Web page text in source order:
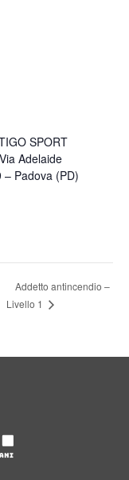
SPORT
Adelaide
– Padova (PD)
Addetto antincendio –
Livello 1